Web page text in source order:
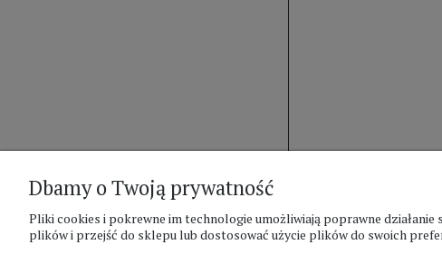
Dbamy o Twoją prywatność
Pliki cookies i pokrewne im technologie umożliwiają poprawne
plików i przejść do sklepu lub dostosować użycie plików do swoich